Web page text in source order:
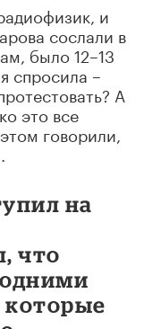
и
сослали в
было 12–13
спросила –
А
это все
говорили,
на
что
которые